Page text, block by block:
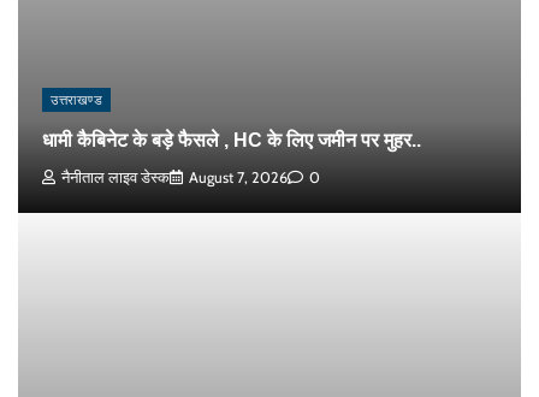
उत्तराखण्ड
धामी कैबिनेट के बड़े फैसले , HC के लिए जमीन पर मुहर..
नैनीताल लाइव डेस्क August 7, 2026 0